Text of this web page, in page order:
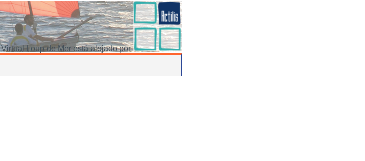
Virtual Loup de Mer está alojado por